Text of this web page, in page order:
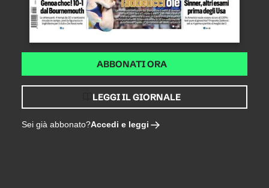
ABBONATI ORA
LEGGI IL GIORNALE
Sei già abbonato?Accedi e leggi